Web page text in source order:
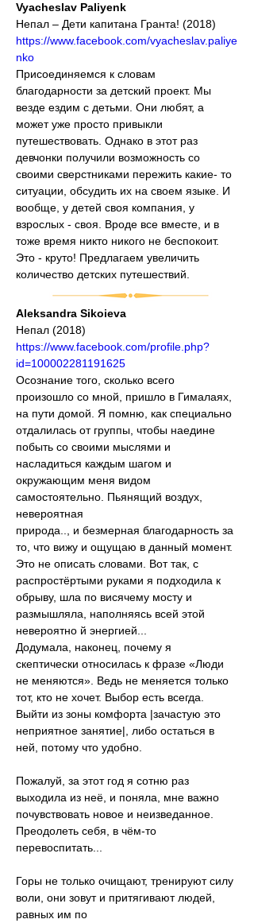
Vyacheslav Paliyenk
Непал – Дети капитана Гранта! (2018)
https://www.facebook.com/vyacheslav.paliye
nko
Присоединяемся к словам
благодарности за детский проект. Мы
везде ездим с детьми. Они любят, а
может уже просто привыкли
путешествовать. Однако в этот раз
девчонки получили возможность со
своими сверстниками пережить какие- то
ситуации, обсудить их на своем языке. И
вообще, у детей своя компания, у
взрослых - своя. Вроде все вместе, и в
тоже время никто никого не беспокоит.
Это - круто! Предлагаем увеличить
количество детских путешествий.
Aleksandra Sikoieva
Непал (2018)
https://www.facebook.com/profile.php?
id=100002281191625
Осознание того, сколько всего
произошло со мной, пришло в Гималаях,
на пути домой. Я помню, как специально
отдалилась от группы, чтобы наедине
побыть со своими мыслями и
насладиться каждым шагом и
окружающим меня видом
самостоятельно. Пьянящий воздух,
невероятная
природа.., и безмерная благодарность за
то, что вижу и ощущаю в данный момент.
Это не описать словами. Вот так, с
распростёртыми руками я подходила к
обрыву, шла по висячему мосту и
размышляла, наполняясь всей этой
невероятно й энергией...
Додумала, наконец, почему я
скептически относилась к фразе «Люди
не меняются». Ведь не меняется только
тот, кто не хочет. Выбор есть всегда.
Выйти из зоны комфорта |зачастую это
неприятное занятие|, либо остаться в
ней, потому что удобно.
Пожалуй, за этот год я сотню раз
выходила из неё, и поняла, мне важно
почувствовать новое и неизведанное.
Преодолеть себя, в чём-то
перевоспитать...
Горы не только очищают, тренируют силу
воли, они зовут и притягивают людей,
равных им по